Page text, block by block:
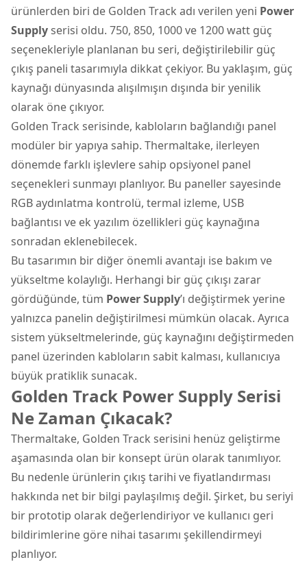
ürünlerden biri de Golden Track adı verilen yeni Power
Supplyserisi oldu. 750, 850, 1000 ve 1200 watt güç
seçenekleriyle planlanan bu seri, değiştirilebilir güç
çıkış paneli tasarımıyla dikkat çekiyor. Bu yaklaşım, güç
kaynağı dünyasında alışılmışın dışında bir yenilik
olarak öne çıkıyor.
Golden Track serisinde, kabloların bağlandığı panel
modüler bir yapıya sahip. Thermaltake, ilerleyen
dönemde farklı işlevlere sahip opsiyonel panel
seçenekleri sunmayı planlıyor. Bu paneller sayesinde
RGB aydınlatma kontrolü, termal izleme, USB
bağlantısı ve ek yazılım özellikleri güç kaynağına
sonradan eklenebilecek.
Bu tasarımın bir diğer önemli avantajı ise bakım ve
yükseltme kolaylığı. Herhangi bir güç çıkışı zarar
gördüğünde, tüm Power Supply’ı değiştirmek yerine
yalnızca panelin değiştirilmesi mümkün olacak. Ayrıca
sistem yükseltmelerinde, güç kaynağını değiştirmeden
panel üzerinden kabloların sabit kalması, kullanıcıya
büyük pratiklik sunacak.
Golden Track Power Supply Serisi
Ne Zaman Çıkacak?
Thermaltake, Golden Track serisini henüz geliştirme
aşamasında olan bir konsept ürün olarak tanımlıyor.
Bu nedenle ürünlerin çıkış tarihi ve fiyatlandırması
hakkında net bir bilgi paylaşılmış değil. Şirket, bu seriyi
bir prototip olarak değerlendiriyor ve kullanıcı geri
bildirimlerine göre nihai tasarımı şekillendirmeyi
planlıyor.